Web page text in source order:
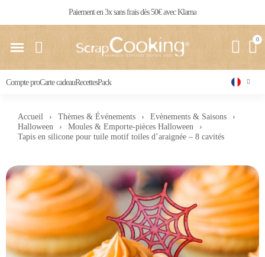
Livraison 24 / 48 h partout en France
Compte proCarte cadeauRecettesPack
Accueil Thèmes & Événements
Evènements & Saisons
Halloween
Moules & Emporte-pièces Halloween
Tapis en silicone pour tuile motif toiles d’araignée – 8 cavités